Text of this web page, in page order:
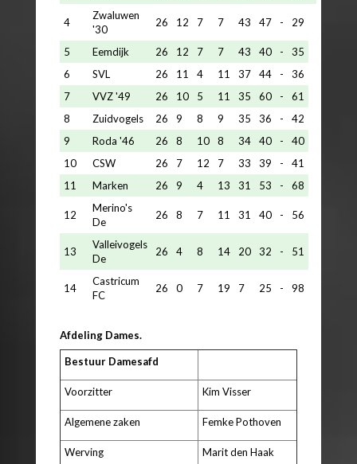
4
Zwaluwen
'30
26 12 7 7 43 47 - 29
5 Eemdijk 26 12 7 7 43 40 -
35
6
SVL 26 11 4 11 37 44 -
36
7
VVZ '49 26 10 5 11 35 60 -
61
8
Zuidvogels 26 9 8 9 35 36 -
42
9
Roda '46 26 8 10 8 34 40 -
40
10
CSW 26 7 12 7 33 39 -
41
11
Marken 26 9 4 13 31 53 - 68
12
Merino's
De
26 8 7 11 31 40 - 56
13
Valleivogels
De
26 4 8 14 20 32 - 51
14
Castricum
FC
26 0 7 19 7 25 - 98
Afdeling Dames.
Bestuur Damesafd
Voorzitter Kim Visser
Algemene zaken Femke Pothoven
Werving Marit den Haak